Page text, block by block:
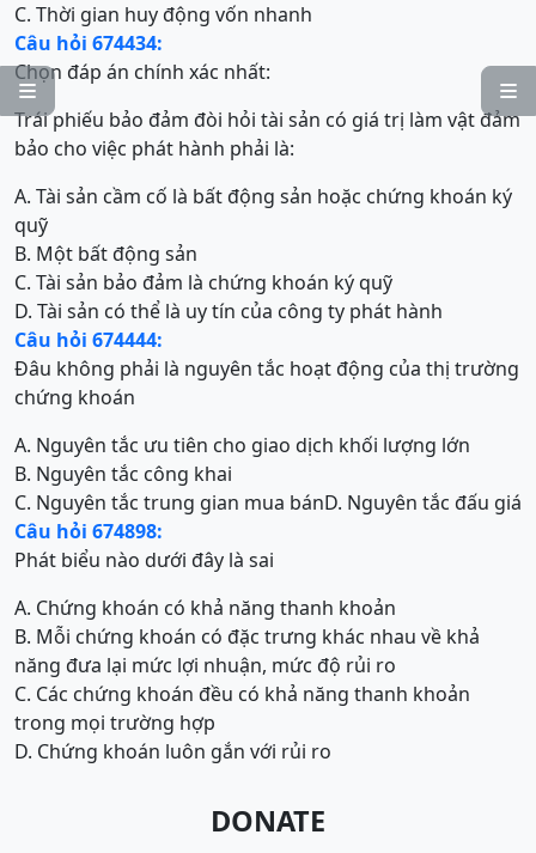


C. Thời gian huy động vốn nhanh
Câu hỏi 674434:
Chọn đáp án chính xác nhất:
Trái phiếu bảo đảm đòi hỏi tài sản có giá trị làm vật đảm
bảo cho việc phát hành phải là:
A. Tài sản cầm cố là bất động sản hoặc chứng khoán ký
quỹ
B. Một bất động sản
C. Tài sản bảo đảm là chứng khoán ký quỹ
D. Tài sản có thể là uy tín của công ty phát hành
Câu hỏi 674444:
Đâu không phải là nguyên tắc hoạt động của thị trường
chứng khoán
A. Nguyên tắc ưu tiên cho giao dịch khối lượng lớn
B. Nguyên tắc công khai
C. Nguyên tắc trung gian mua bánD. Nguyên tắc đấu giá
Câu hỏi 674898:
Phát biểu nào dưới đây là sai
A. Chứng khoán có khả năng thanh khoản
B. Mỗi chứng khoán có đặc trưng khác nhau về khả
năng đưa lại mức lợi nhuận, mức độ rủi ro
C. Các chứng khoán đều có khả năng thanh khoản
trong mọi trường hợp
D. Chứng khoán luôn gắn với rủi ro
DONATE